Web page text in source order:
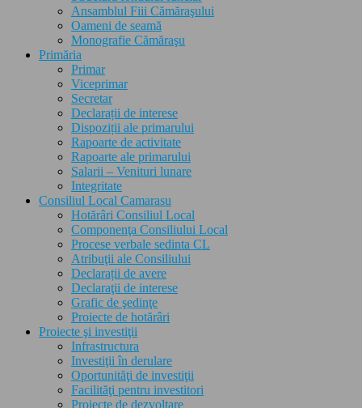
Ansamblul Fiii Cămăraşului
Oameni de seamă
Monografie Cămăraşu
Primăria
Primar
Viceprimar
Secretar
Declarații de interese
Dispoziții ale primarului
Rapoarte de activitate
Rapoarte ale primarului
Salarii – Venituri lunare
Integritate
Consiliul Local Camarasu
Hotărâri Consiliul Local
Componenţa Consiliului Local
Procese verbale sedinta CL
Atribuţii ale Consiliului
Declarații de avere
Declaraţii de interese
Grafic de şedinţe
Proiecte de hotărâri
Proiecte şi investiţii
Infrastructura
Investiţii în derulare
Oportunităţi de investiţii
Facilităţi pentru investitori
Proiecte de dezvoltare